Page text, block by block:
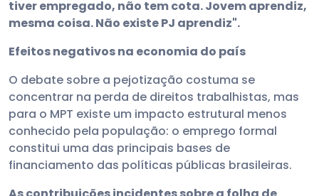
tiver empregado, não tem cota. Jovem aprendiz,
mesma coisa. Não existe PJ aprendiz".
Efeitos negativos na economia do país
O debate sobre a pejotização costuma se
concentrar na perda de direitos trabalhistas, mas
para o MPT existe um impacto estrutural menos
conhecido pela população: o emprego formal
constitui uma das principais bases de
financiamento das políticas públicas brasileiras.